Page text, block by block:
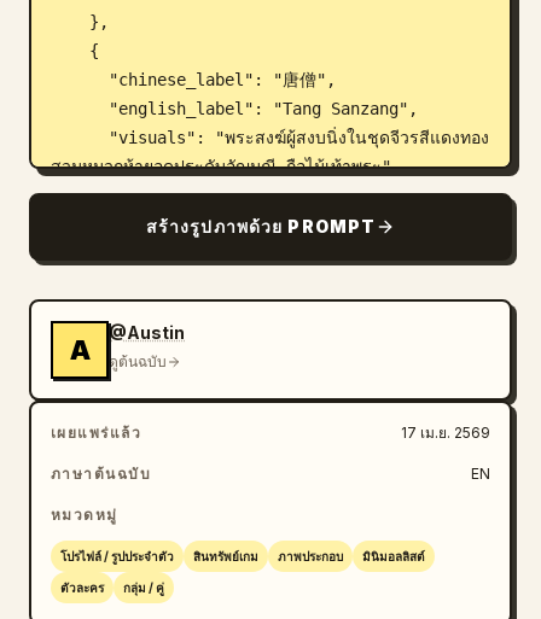
สวมหมวกห้ายอดประดับอัญมณี ถือไม้เท้าพระ"
    },
คราดเก้าซี่"
    {
      "chinese_label": "沙悟净",
      "visuals": "ชายมีเคราสวมที่คาดผมรูปพระจันทร์
เสี้ยว ชุดคลุมสีเขียว สร้อยลูกประคำขนาดใหญ่ ถืออาวุธรูป
จันทร์เสี้ยว"
    },
    {
สร้างรูปภาพด้วย PROMPT
A
@Austin
ดูต้นฉบับ
เผยแพร่แล้ว 17 เม.ย. 2569
ภาษาต้นฉบับ EN
หมวดหมู่
โปรไฟล์ / รูปประจำตัว สินทรัพย์เกม ภาพประกอบ มินิมอลลิสต์
ตัวละคร กลุ่ม / คู่